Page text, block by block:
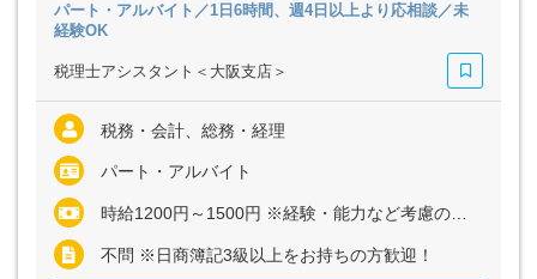
パート・アルバイト／1日6時間、週4日以上より応相談／未
経験OK
税理士アシスタント＜大阪支店＞
税務・会計、総務・経理
パート・アルバイト
時給1200円～1500円 ※経験・能力など考慮の上、決定いたします
不問 ※日商簿記3級以上をお持ちの方歓迎！